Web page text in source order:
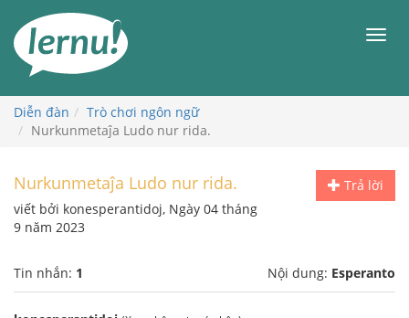
đến
phần
dung
Diễn đàn
Trò chơi ngôn ngữ
Nurkunmetaĵa Ludo nur rida.
Trả lời
Nurkunmetaĵa Ludo nur rida.
viết bởi konesperantidoj, Ngày 04 tháng
9 năm 2023
Tin nhắn: 1 Nội dung: Esperanto